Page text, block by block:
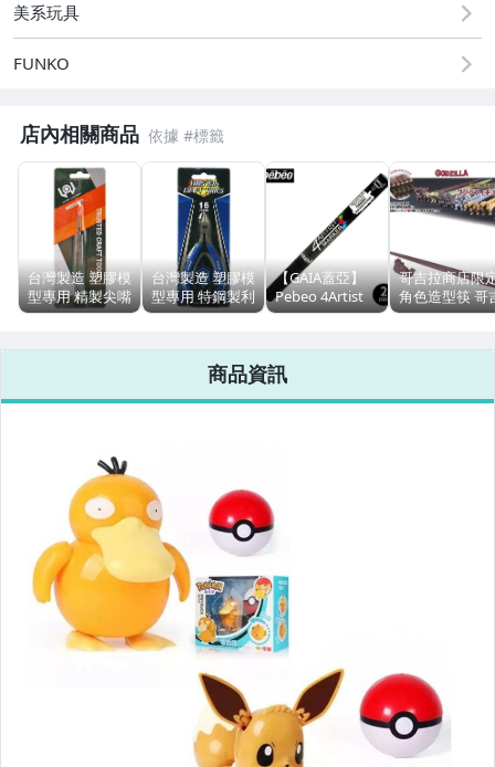
美系玩具
FUNKO
店內相關商品
台灣製造 塑膠模
型專用 精製尖嘴
夾 JT-001
台灣製造 塑膠模
型專用 特鋼製利
刃斜口鉗 JT-016
【GAIA蓋亞】
Pebeo 4Artist
油性圓頭麥克筆
哥吉拉商店限
角色造型筷 哥
拉 怪獸 巴拉剛
商品資訊